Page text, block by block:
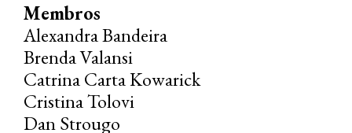
Membros
Alexandra Bandeira
Brenda Valansi
Catrina Carta Kowarick
Cristina Tolovi
Dan Strougo